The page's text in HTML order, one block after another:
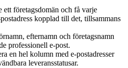
ett företagsdomän och få varje
kopplad till det, tillsammans
efternamn och företagsnamn
professionell e-post.
en hel kolumn med e-postadresser
leveransstatusar.